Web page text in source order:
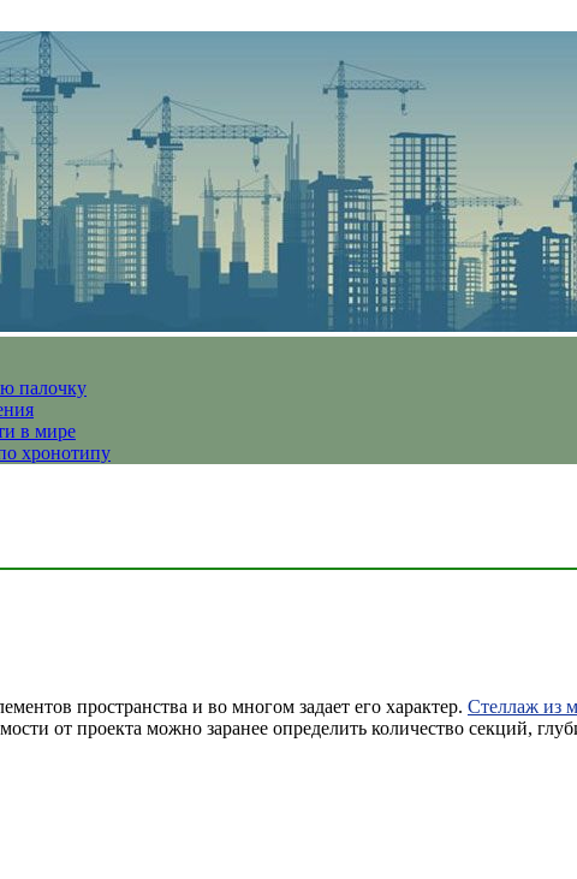
палочку
в мире
хронотипу
пространства и во многом задает его характер. Стеллаж из
от проекта можно заранее определить количество секций,